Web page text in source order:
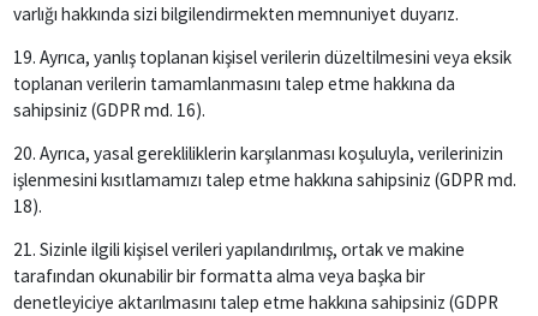
varlığı hakkında sizi bilgilendirmekten memnuniyet duyarız.
19. Ayrıca, yanlış toplanan kişisel verilerin düzeltilmesini veya eksik
toplanan verilerin tamamlanmasını talep etme hakkına da
sahipsiniz (GDPR md. 16).
20. Ayrıca, yasal gerekliliklerin karşılanması koşuluyla, verilerinizin
işlenmesini kısıtlamamızı talep etme hakkına sahipsiniz (GDPR md.
18).
21. Sizinle ilgili kişisel verileri yapılandırılmış, ortak ve makine
tarafından okunabilir bir formatta alma veya başka bir
denetleyiciye aktarılmasını talep etme hakkına sahipsiniz (GDPR